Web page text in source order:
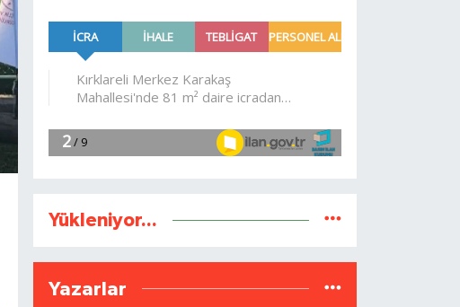
Yükleniyor...
Yazarlar